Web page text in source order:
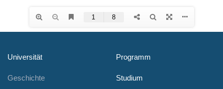
Universität
Geschichte
Programm
Studium